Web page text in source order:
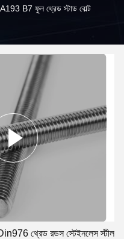
B7 ফুল থ্রেড স্টাড বোল্ট
থ্রেড রডস স্টেইনলেস স্টীল